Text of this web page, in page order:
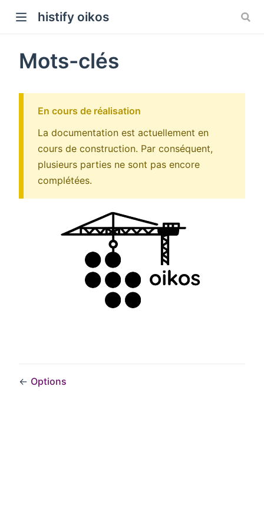
histify oikos
Mots-clés
En cours de réalisation
La documentation est actuellement en
cours de construction. Par conséquent,
plusieurs parties ne sont pas encore
complétées.
← Options